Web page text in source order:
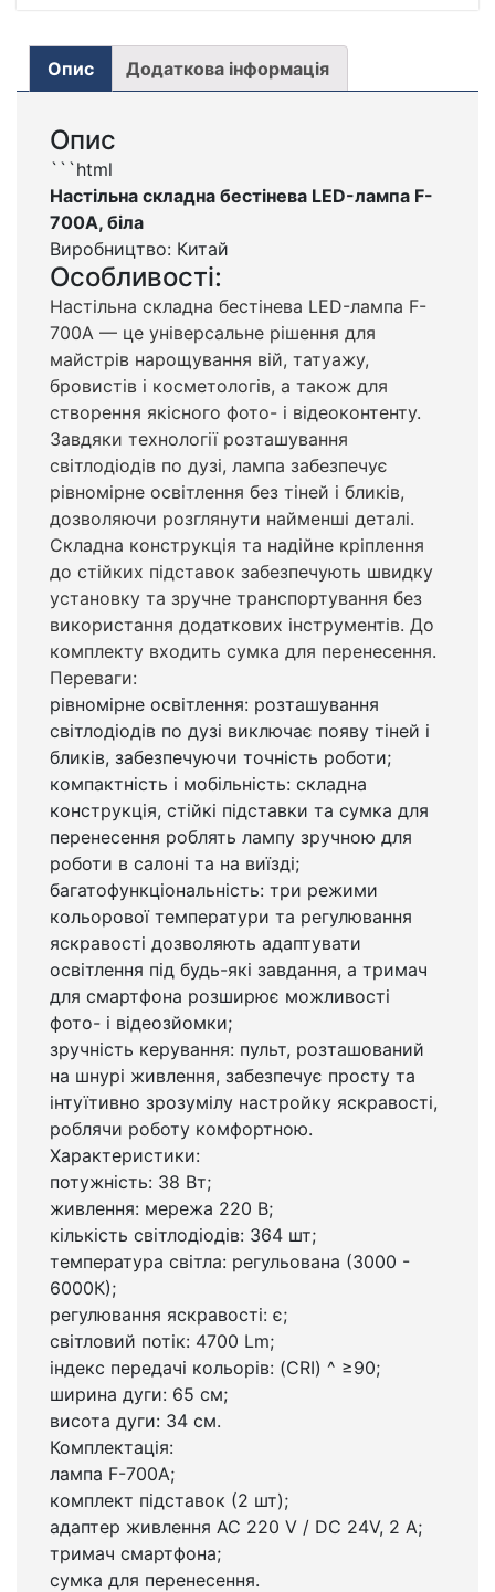
Опис Додаткова інформація
Опис
```html
Настільна складна бестінева LED-лампа F-
700A, біла
Виробництво: Китай
Особливості:
Настільна складна бестінева LED-лампа F-
700A — це універсальне рішення для
майстрів нарощування вій, татуажу,
бровистів і косметологів, а також для
створення якісного фото- і відеоконтенту.
Завдяки технології розташування
світлодіодів по дузі, лампа забезпечує
рівномірне освітлення без тіней і бликів,
дозволяючи розглянути найменші деталі.
Складна конструкція та надійне кріплення
до стійких підставок забезпечують швидку
установку та зручне транспортування без
використання додаткових інструментів. До
комплекту входить сумка для перенесення.
Переваги:
рівномірне освітлення: розташування
світлодіодів по дузі виключає появу тіней і
бликів, забезпечуючи точність роботи;
компактність і мобільність: складна
конструкція, стійкі підставки та сумка для
перенесення роблять лампу зручною для
роботи в салоні та на виїзді;
багатофункціональність: три режими
кольорової температури та регулювання
яскравості дозволяють адаптувати
освітлення під будь-які завдання, а тримач
для смартфона розширює можливості
фото- і відеозйомки;
зручність керування: пульт, розташований
на шнурі живлення, забезпечує просту та
інтуїтивно зрозумілу настройку яскравості,
роблячи роботу комфортною.
Характеристики:
потужність: 38 Вт;
живлення: мережа 220 В;
кількість світлодіодів: 364 шт;
температура світла: регульована (3000 -
6000К);
регулювання яскравості: є;
світловий потік: 4700 Lm;
індекс передачі кольорів: (CRI) ^ ≥90;
ширина дуги: 65 см;
висота дуги: 34 см.
Комплектація:
лампа F-700A;
комплект підставок (2 шт);
адаптер живлення AC 220 V / DC 24V, 2 A;
тримач смартфона;
сумка для перенесення.